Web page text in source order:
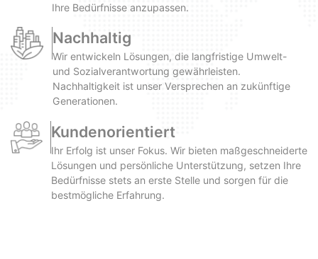
Ihre Bedürfnisse anzupassen.
Nachhaltig
Wir entwickeln Lösungen, die langfristige Umwelt-
und Sozialverantwortung gewährleisten.
Nachhaltigkeit ist unser Versprechen an zukünftige
Generationen.
Kundenorientiert
Ihr Erfolg ist unser Fokus. Wir bieten maßgeschneiderte
Lösungen und persönliche Unterstützung, setzen Ihre
Bedürfnisse stets an erste Stelle und sorgen für die
bestmögliche Erfahrung.